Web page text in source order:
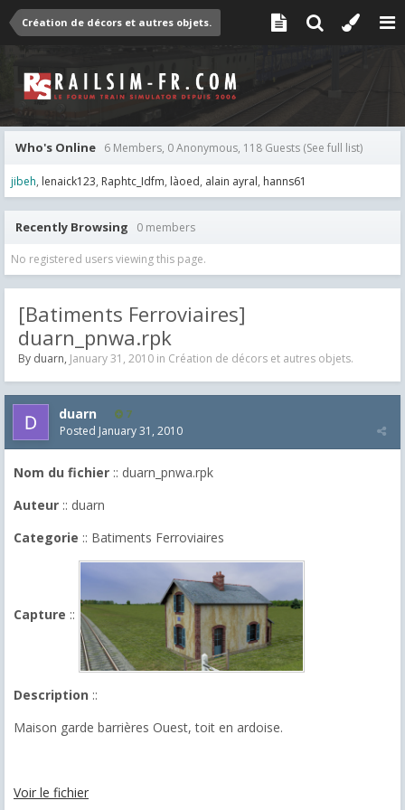
Création de décors et autres objets.
Who's Online 6 Members, 0 Anonymous, 118 Guests (See full list)
jibeh lenaick123 Raphtc_Idfm làoed alain ayral hanns61
Recently Browsing 0 members
No registered users viewing this page.
[Batiments Ferroviaires]
duarn_pnwa.rpk
By duarn, January 31, 2010 in Création de décors et autres objets.
duarn 7
Posted January 31, 2010
Nom du fichier :: duarn_pnwa.rpk
Auteur :: duarn
Categorie :: Batiments Ferroviaires
Capture ::
Description ::
Maison garde barrières Ouest, toit en ardoise.
Voir le fichier